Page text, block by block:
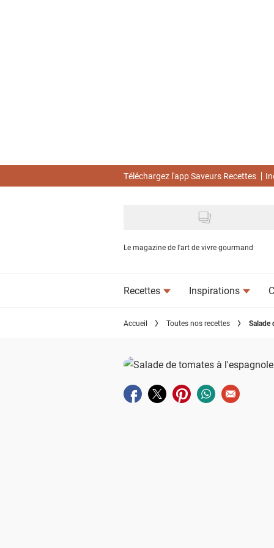
Téléchargez l'app Saveurs Recettes
Le magazine de l'art de vivre gourmand
Recettes Inspirations
Accueil Toutes nos recettes Salade
Partager sur facebook
Partager sur twitter
Partager sur pinterest
Partager sur
Envoyer à